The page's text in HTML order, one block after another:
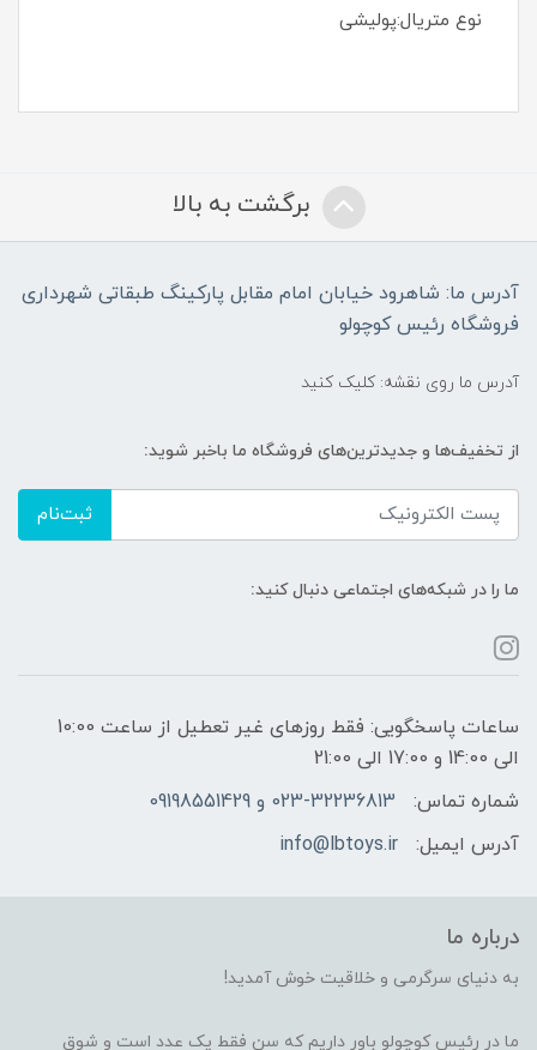
نوع متریال:پولیشی
برگشت به بالا
آدرس ما: شاهرود خیابان امام مقابل پارکینگ طبقاتی شهرداری
فروشگاه رئیس کوچولو
آدرس ما روی نقشه: کلیک کنید
از تخفیف‌ها و جدیدترین‌های فروشگاه ما باخبر شوید:
ثبت‌نام
ما را در شبکه‌های اجتماعی دنبال کنید:
ساعات پاسخگویی: فقط روزهای غیر تعطیل از ساعت 10:00
الی 14:00 و 17:00 الی 21:00
شماره تماس:
023-32236813 و 09198551429
آدرس ایمیل:
info@lbtoys.ir
درباره ما
به دنیای سرگرمی و خلاقیت خوش آمدید!
ما در رئیس کوچولو باور داریم که سن فقط یک عدد است و شوقِ